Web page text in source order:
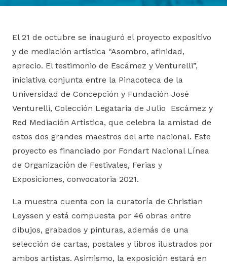
El 21 de octubre se inauguró el proyecto expositivo
y de mediación artística “Asombro, afinidad,
aprecio. El testimonio de Escámez y Venturelli”,
iniciativa conjunta entre la Pinacoteca de la
Universidad de Concepción y Fundación José
Venturelli, Colección Legataria de Julio Escámez y
Red Mediación Artística, que celebra la amistad de
estos dos grandes maestros del arte nacional. Este
proyecto es financiado por Fondart Nacional Línea
de Organización de Festivales, Ferias y
Exposiciones, convocatoria 2021.
La muestra cuenta con la curatoría de Christian
Leyssen y está compuesta por 46 obras entre
dibujos, grabados y pinturas, además de una
selección de cartas, postales y libros ilustrados por
ambos artistas. Asimismo, la exposición estará en